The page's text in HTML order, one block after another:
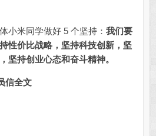
米同学做好 5 个坚持： 我们要
性价比战略，坚持科技创新，坚
坚持创业心态和奋斗精神。
信全文